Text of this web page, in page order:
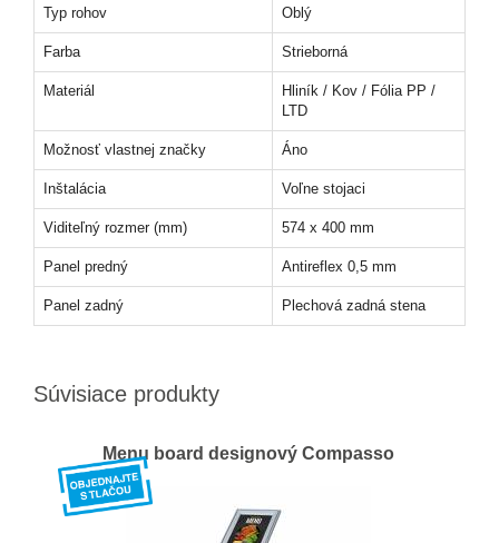
Typ rohov Oblý
Farba Strieborná
Materiál
Hliník / Kov / Fólia PP /
LTD
Možnosť vlastnej značky Áno
Inštalácia Voľne stojaci
Viditeľný rozmer (mm) 574 x 400 mm
Panel predný Antireflex 0,5 mm
Panel zadný Plechová zadná stena
Súvisiace produkty
Menu board designový Compasso